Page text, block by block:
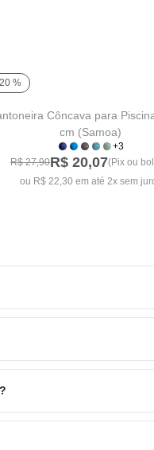
%
Côncava para
cm (Samoa)
+3
R$ 27,90R$ 20,07(Pix ou
ou R$ 22,30 em até 2x sem
simples, basta
prazos e valores para
valores e prazos na
das expressas a
por favor entre em